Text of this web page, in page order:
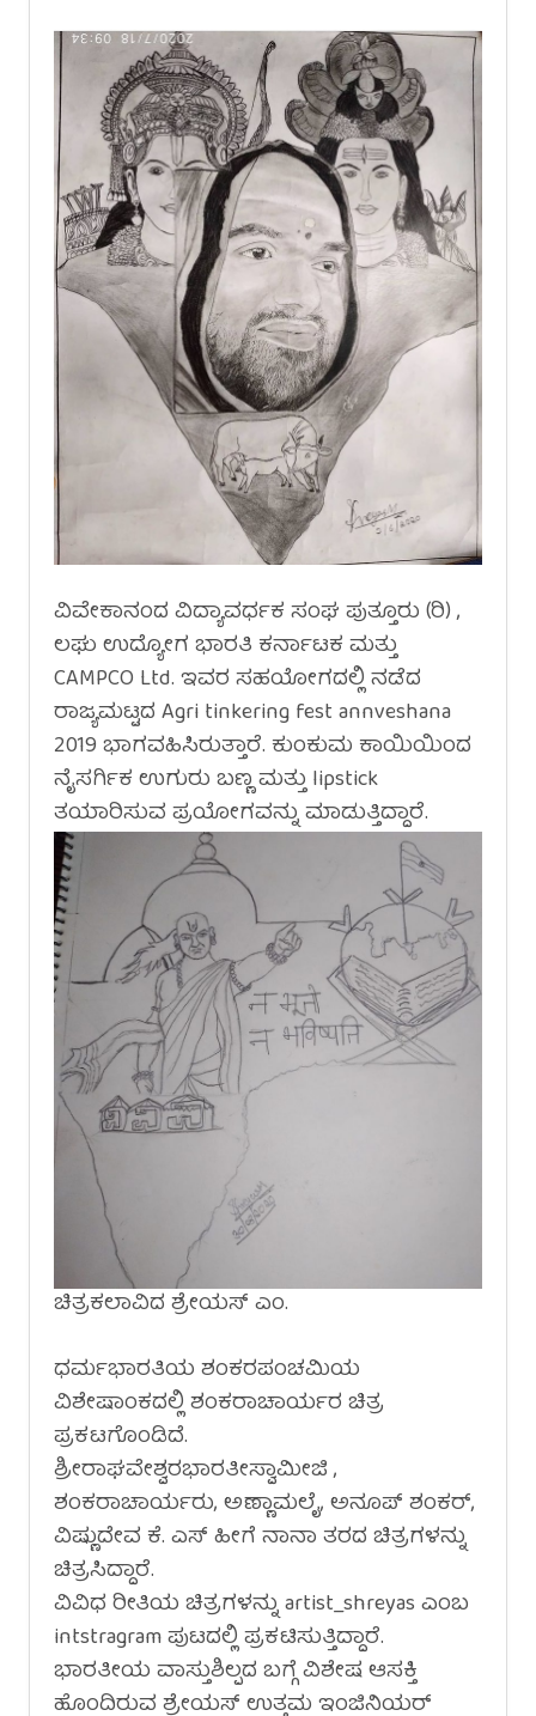
ವಿವೇಕಾನಂದ ವಿದ್ಯಾವರ್ಧಕ ಸಂಘ ಪುತ್ತೂರು (ರಿ) ,
ಲಘು ಉದ್ಯೋಗ ಭಾರತಿ ಕರ್ನಾಟಕ ಮತ್ತು
CAMPCO Ltd. ಇವರ ಸಹಯೋಗದಲ್ಲಿ ನಡೆದ
ರಾಜ್ಯಮಟ್ಟದ Agri tinkering fest annveshana
2019 ಭಾಗವಹಿಸಿರುತ್ತಾರೆ. ಕುಂಕುಮ ಕಾಯಿಯಿಂದ
ನೈಸರ್ಗಿಕ ಉಗುರು ಬಣ್ಣ ಮತ್ತು lipstick
ತಯಾರಿಸುವ ಪ್ರಯೋಗವನ್ನು ಮಾಡುತ್ತಿದ್ದಾರೆ.
ಚಿತ್ರಕಲಾವಿದ ಶ್ರೇಯಸ್ ಎಂ.
ಧರ್ಮಭಾರತಿಯ ಶಂಕರಪಂಚಮಿಯ
ವಿಶೇಷಾಂಕದಲ್ಲಿ ಶಂಕರಾಚಾರ್ಯರ ಚಿತ್ರ
ಪ್ರಕಟಗೊಂಡಿದೆ.
ಶ್ರೀರಾಘವೇಶ್ವರಭಾರತೀಸ್ವಾಮೀಜಿ ,
ಶಂಕರಾಚಾರ್ಯರು, ಅಣ್ಣಾಮಲೈ, ಅನೂಪ್ ಶಂಕರ್,
ವಿಷ್ಣುದೇವ ಕೆ. ಎಸ್ ಹೀಗೆ ನಾನಾ ತರದ ಚಿತ್ರಗಳನ್ನು
ಚಿತ್ರಸಿದ್ದಾರೆ.
ವಿವಿಧ ರೀತಿಯ ಚಿತ್ರಗಳನ್ನು artist_shreyas ಎಂಬ
intstragram ಪುಟದಲ್ಲಿ ಪ್ರಕಟಿಸುತ್ತಿದ್ದಾರೆ.
ಭಾರತೀಯ ವಾಸ್ತುಶಿಲ್ಪದ ಬಗ್ಗೆ ವಿಶೇಷ ಆಸಕ್ತಿ
ಹೊಂದಿರುವ ಶ್ರೇಯಸ್ ಉತ್ತಮ ಇಂಜಿನಿಯರ್